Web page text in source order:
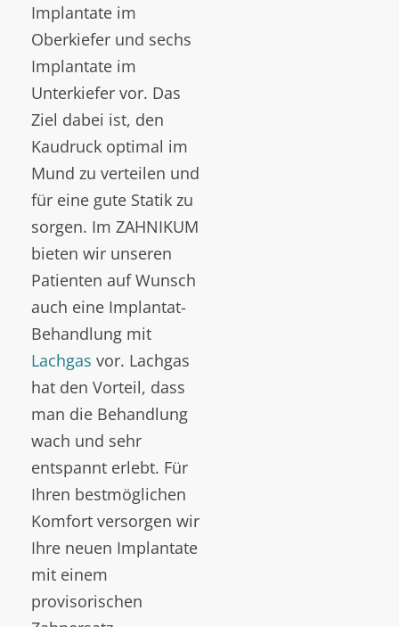
Implantate im
Oberkiefer und sechs
Implantate im
Unterkiefer vor. Das
Ziel dabei ist, den
Kaudruck optimal im
Mund zu verteilen und
für eine gute Statik zu
sorgen. Im ZAHNIKUM
bieten wir unseren
Patienten auf Wunsch
auch eine Implantat-
Behandlung mit
Lachgas vor. Lachgas
hat den Vorteil, dass
man die Behandlung
wach und sehr
entspannt erlebt. Für
Ihren bestmöglichen
Komfort versorgen wir
Ihre neuen Implantate
mit einem
provisorischen